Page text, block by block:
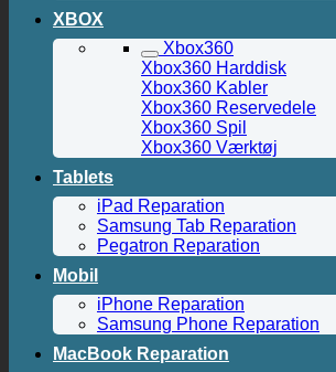
XBOX
Xbox360
Xbox360 Harddisk
Xbox360 Kabler
Xbox360 Reservedele
Xbox360 Spil
Xbox360 Værktøj
Tablets
iPad Reparation
Samsung Tab Reparation
Pegatron Reparation
Mobil
iPhone Reparation
Samsung Phone Reparation
MacBook Reparation